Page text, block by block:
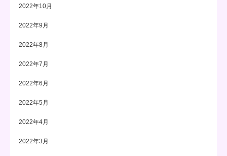
2022年10月
2022年9月
2022年8月
2022年7月
2022年6月
2022年5月
2022年4月
2022年3月